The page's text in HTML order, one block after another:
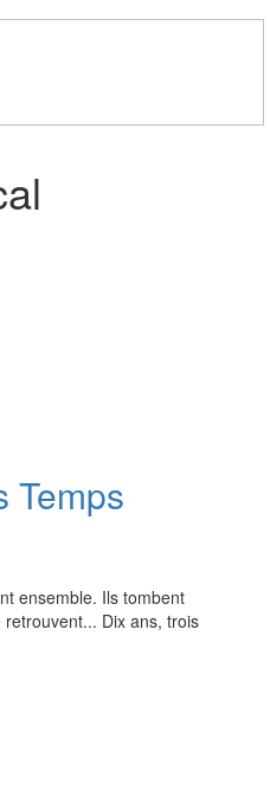
Temps
ensemble. Ils tombent
Dix ans, trois